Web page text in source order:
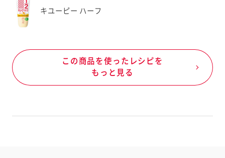
キユーピー ハーフ
この商品を使ったレシピを
もっと見る